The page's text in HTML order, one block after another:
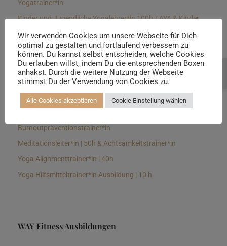
Yogatrainer*in
Kinder und Jugendliche Yogalehrer*in 100h / AYA & Kinder
Yin Yogalehrer*in | 100 h & Faszientrainer*in
Hormon Yogalehrer*in / Yogatherapeut*in &
Stressmanagementtrainer*in | 70h
Longevitytrainer*in
Burnoutpräventionstrainer*in
Meditationsleiter*in | 50h & Achtsamkeitstrainer*in
Yoga Alignmenttrainer*in | 40h
Yoga Hilfsmitteltrainer*in Ausbildung | 10 h
WAY Fitness Ausbildungen
Wir verwenden Cookies um unsere Webseite für Dich
optimal zu gestalten und fortlaufend verbessern zu
können. Du kannst selbst entscheiden, welche Cookies
Du erlauben willst, indem Du die entsprechenden Boxen
anhakst. Durch die weitere Nutzung der Webseite
stimmst Du der Verwendung von Cookies zu.
Alle Cookies akzeptieren Cookie Einstellung wählen
Beratung buchen